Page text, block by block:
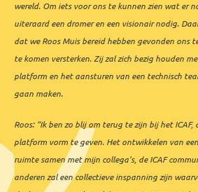
wereld. Om iets voor ons te kunnen zien wat er
uiteraard een dromer en een visionair nodig.
dat we Roos Muis bereid hebben gevonden ons
te komen versterken. Zij zal zich bezig houden
platform en het aansturen van een technisch
gaan maken.
Roos: “Ik ben zo blij om terug te zijn bij het
platform vorm te geven. Het ontwikkelen van
ruimte samen met mijn collega’s, de ICAF
anderen zal een collectieve inspanning zijn